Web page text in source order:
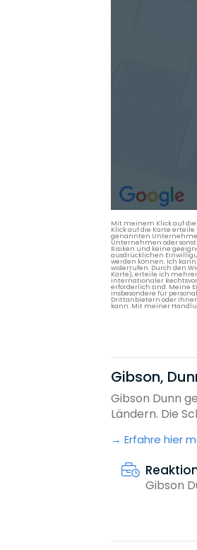
Mit meinem Klick auf
Klick auf die Karte
genannten
Unternehmen oder
Risiken und keine
ausdrücklichen
werden können. Ich
widerrufen. Durch den
Karte), erteile ich
internationaler
erforderlich sind. Meine
insbesondere für
Drittanbietern oder
kann. Mit meiner
Gibson,
Gibson Dunn
Ländern. Die
Erfahre hier
Gibson